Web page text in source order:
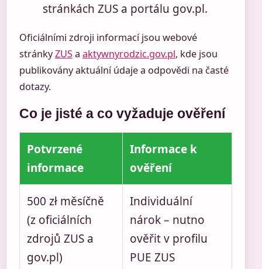
stránkách ZUS a portálu gov.pl.
Oficiálními zdroji informací jsou webové
stránkyZUSa aktywnyrodzic.gov.pl, kde jsou
publikovány aktuální údaje a odpovědi na časté
dotazy.
Co je jisté a co vyžaduje ověření
Potvrzené
informace
Informace k
ověření
500 zł měsíčně
(z oficiálních
zdrojů ZUS a
gov.pl)
Individuální
nárok – nutno
ověřit v profilu
PUE ZUS